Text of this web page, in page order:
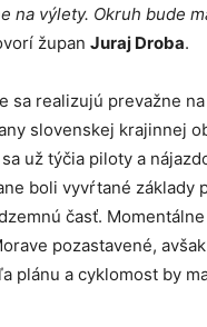
na výlety. Okruh bude
župan Juraj Droba.
sa realizujú prevažne
slovenskej krajinnej
už týčia piloty a
boli vyvŕtané základy
časť.
pozastavené,
plánu a cyklomost by